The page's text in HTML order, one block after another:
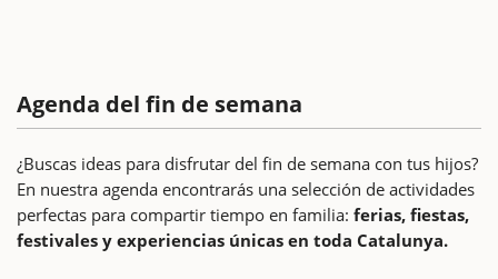
Agenda del fin de semana
¿Buscas ideas para disfrutar del fin de semana con tus hijos?
En nuestra agenda encontrarás una selección de actividades
perfectas para compartir tiempo en familia: ferias, fiestas,
festivales y experiencias únicas en toda Catalunya.